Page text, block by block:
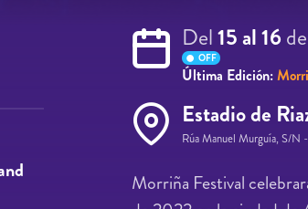
Del15 al 16 de
OFF
Última Edición:
Estadio de
Rúa Manuel Murguía, S/N
Morriña Festival